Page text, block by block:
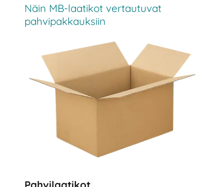
Näin MB-laatikot vertautuvat
pahvipakkauksiin
Pahvilaatikot